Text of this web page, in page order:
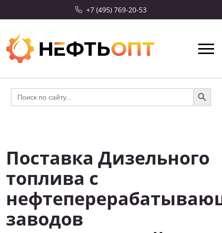
+7 (495) 769-20-53
Search
for:
Search Button
Поставка Дизельного
топлива с
заводов
СКИДКА 10%